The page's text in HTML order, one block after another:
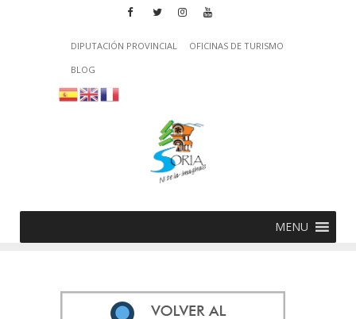
DIPUTACIÓN PROVINCIAL
OFICINAS DE TURISMO
BLOG
MENU